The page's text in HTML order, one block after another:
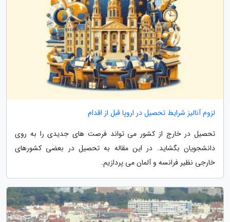
لزوم آنالیز شرایط تحصیل در اروپا قبل از اقدام
تحصیل در خارج از کشور می تواند فرصت های جدیدی را به روی
دانشجویان بگشاید. در این مقاله به تحصیل در بعضی کشورهای
خارجی نظیر فرانسه و آلمان می پردازیم.